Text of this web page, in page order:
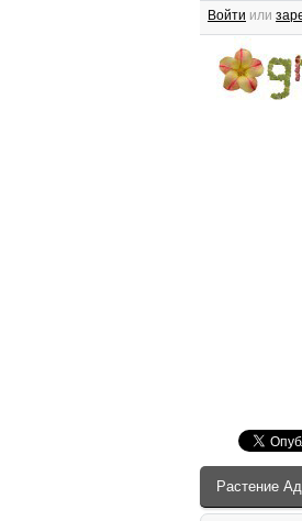
Войти или
Растение